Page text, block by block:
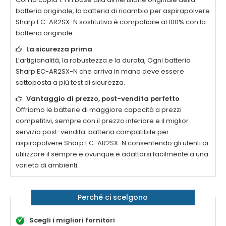
batteria originale, la batteria di ricambio per aspirapolvere
Sharp EC-AR2SX-N sostitutiva è compatibile al 100% con la
batteria originale.
La sicurezza prima
L’artigianalità, la robustezza e la durata, Ogni batteria
Sharp EC-AR2SX-N che arriva in mano deve essere
sottoposta a più test di sicurezza.
Vantaggio di prezzo, post-vendita perfetto
Offriamo le batterie di maggiore capacità a prezzi
competitivi, sempre con il prezzo inferiore e il miglior
servizio post-vendita. batteria compatibile per
aspirapolvere Sharp EC-AR2SX-N consentendo gli utenti di
utilizzare il sempre e ovunque e adattarsi facilmente a una
varietà di ambienti.
Perché ci scelgono
Scegli i migliori fornitori